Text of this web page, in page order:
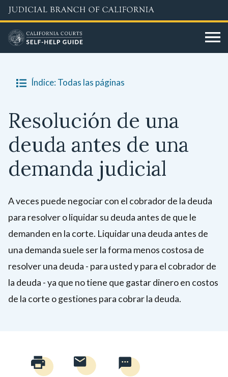
Skip
to
main
content
Índice: Todas las páginas
Resolución de una
deuda antes de una
demanda judicial
A veces puede negociar con el cobrador de la deuda
para resolver o liquidar su deuda antes de que le
demanden en la corte. Liquidar una deuda antes de
una demanda suele ser la forma menos costosa de
resolver una deuda - para usted y para el cobrador de
la deuda - ya que no tiene que gastar dinero en costos
de la corte o gestiones para cobrar la deuda.